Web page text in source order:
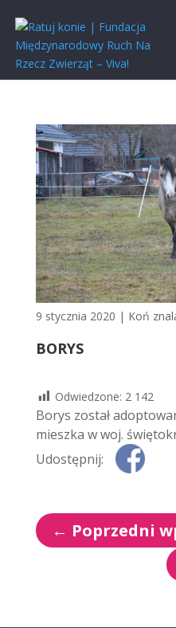
9 stycznia 2020 | Koń
BORYS
Odwiedzone: 2 142
Borys został
mieszka w woj.
Udostępnij:
← Poprzedni